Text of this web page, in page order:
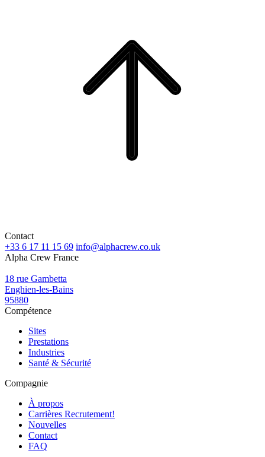
Contact
+33 6 17 11 15 69 info@alphacrew.co.uk
Alpha Crew France
18 rue Gambetta
Enghien-les-Bains
95880
Compétence
Sites
Prestations
Industries
Santé & Sécurité
Compagnie
À propos
Carrières Recrutement!
Nouvelles
Contact
FAQ